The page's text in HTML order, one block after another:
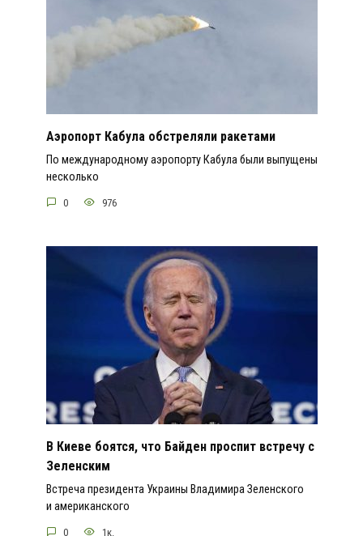
Аэропорт Кабула обстреляли ракетами
По международному аэропорту Кабула были выпущены
несколько
0 976
В Киеве боятся, что Байден проспит встречу с
Зеленским
Встреча президента Украины Владимира Зеленского
и американского
0 1к.